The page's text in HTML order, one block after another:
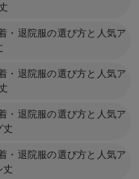
・退院服の選び方と人気ア
・退院服の選び方と人気ア
・退院服の選び方と人気ア
丈
・退院服の選び方と人気ア
丈